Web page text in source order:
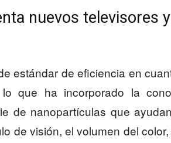
nuevos televisores y
estándar de eficiencia en
que ha incorporado la
de nanopartículas que
de visión, el volumen del